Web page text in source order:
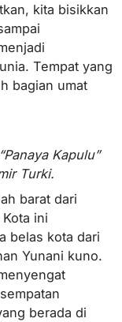
kita bisikkan
Tempat yang
bagian umat
Kapulu”
Turki.
barat dari
ini
belas kota dari
Yunani kuno.
berada di